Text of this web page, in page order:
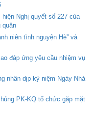
Nghị quyết số 227 của
quân
niên tình nguyện Hè” và
đáp ứng yêu cầu nhiệm vụ
nhân dịp kỷ niệm Ngày Nhà
PK-KQ tổ chức gặp mặt